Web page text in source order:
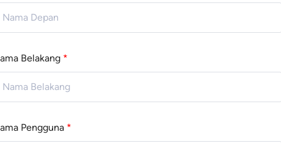
Belakang *
Pengguna *